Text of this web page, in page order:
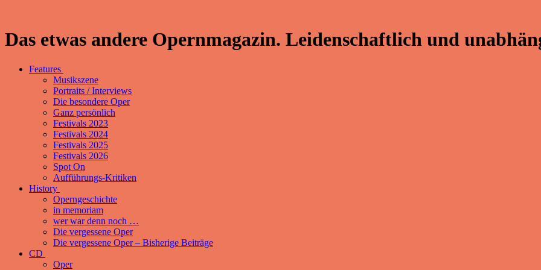
Das etwas andere Opernmagazin. Leidenschaftlich und
Features
Musikszene
Portraits / Interviews
Die besondere Oper
Ganz persönlich
Festivals 2023
Festivals 2024
Festivals 2025
Festivals 2026
Spot On
Aufführungs-Kritiken
History
Operngeschichte
in memoriam
wer war denn noch …
Die vergessene Oper
Die vergessene Oper – Bisherige Beiträge
CD
Oper